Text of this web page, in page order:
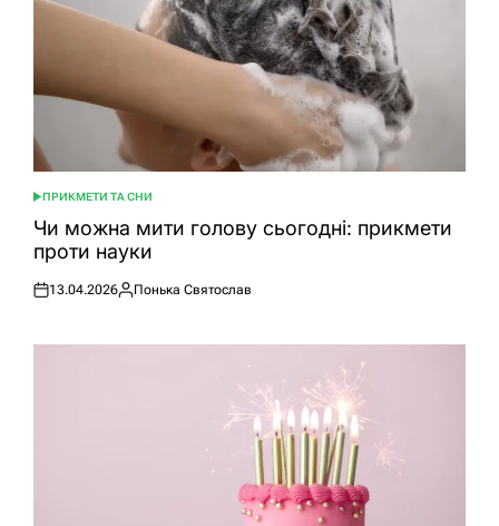
ОПУБЛІКУВАТИ
У
ПРИКМЕТИ ТА СНИ
Чи можна мити голову сьогодні: прикмети
проти науки
Оприлюднено
13.04.2026
Опубліковано
Понька Святослав